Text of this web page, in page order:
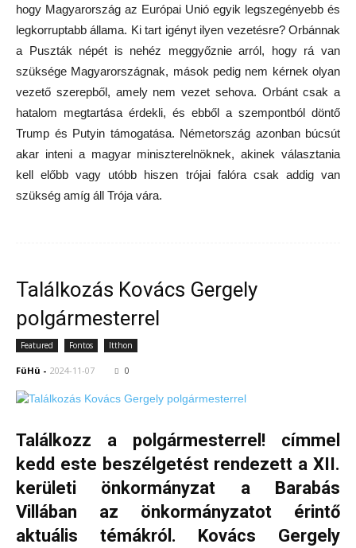
hogy Magyarország az Európai Unió egyik legszegényebb és
legkorruptabb állama. Ki tart igényt ilyen vezetésre? Orbánnak
a Puszták népét is nehéz meggyőznie arról, hogy rá van
szüksége Magyarországnak, mások pedig nem kérnek olyan
vezető szerepből, amely nem vezet sehova. Orbánt csak a
hatalom megtartása érdekli, és ebből a szempontból döntő
Trump és Putyin támogatása. Németország azonban búcsút
akar inteni a magyar miniszterelnöknek, akinek választania
kell előbb vagy utóbb hiszen trójai falóra csak addig van
szükség amíg áll Trója vára.
Találkozás Kovács Gergely
polgármesterrel
Featured Fontos Itthon
FüHü - 2024-11-07 0
Találkozz a polgármesterrel! címmel
kedd este beszélgetést rendezett a XII.
kerületi önkormányzat a Barabás
Villában az önkormányzatot érintő
aktuális témákról. Kovács Gergely